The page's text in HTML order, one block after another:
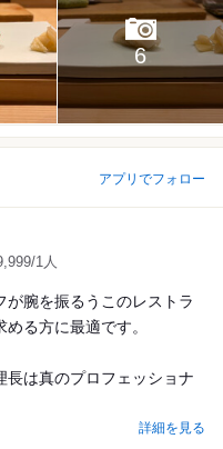
6
アプリでフォロー
1人
腕を振るうこのレストラ
る方に最適です。
長は真のプロフェッショナ
詳細を見る